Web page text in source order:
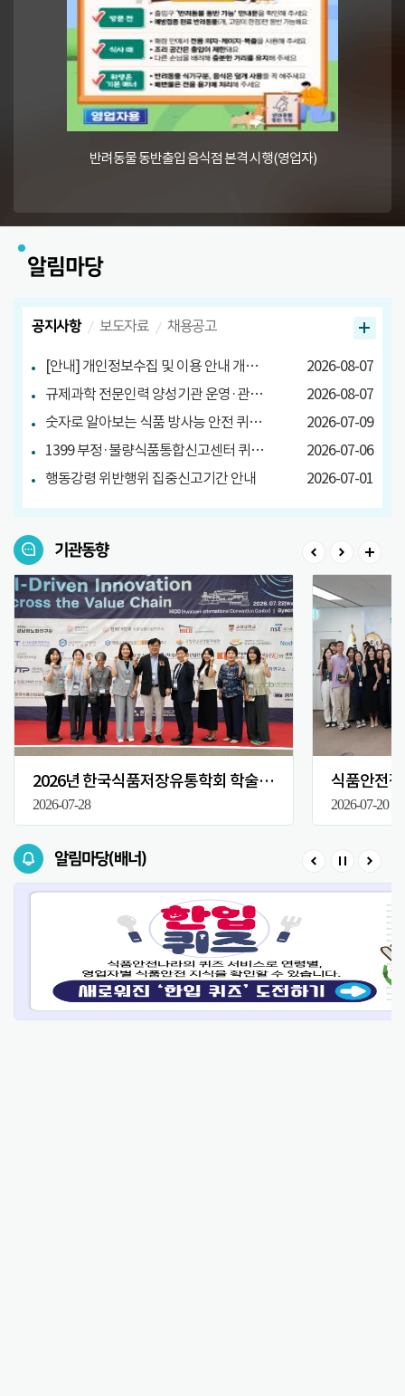
반려동물 동반출입 음식점 본격 시행(영업자)
알림마당
공지사항
[안내] 개인정보수집 및 이용 안내 개정 안내
2026-08-07
규제과학 전문인력 양성기관 운영·관리방안 마련 연구 관련 설문조사
2026-08-07
숫자로 알아보는 식품 방사능 안전 퀴즈 당첨자 발표
2026-07-09
1399 부정·불량식품통합신고센터 퀴즈 이벤트 당첨자 발표
2026-07-06
행동강령 위반행위 집중신고기간 안내
2026-07-01
보도자료 채용공고
기관동향
2026년 한국식품저장유통학회 학술대회
2026-07-28
식품안전
2026-07-20
알림마당(배너)